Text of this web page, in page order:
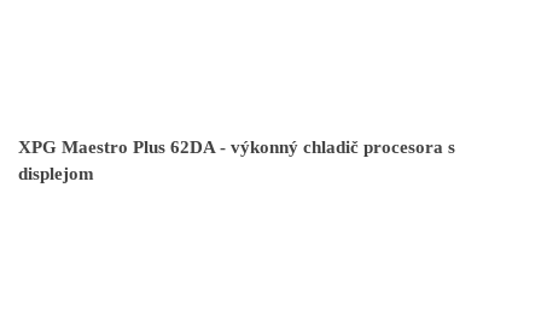
XPG Maestro Plus 62DA - výkonný chladič procesora s
displejom